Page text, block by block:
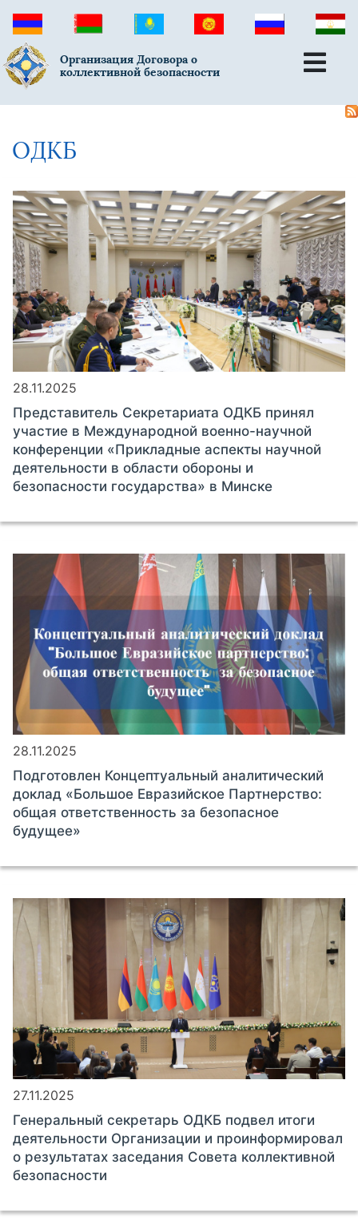
Организация Договора о
коллективной безопасности
ОДКБ
28.11.2025
Представитель Секретариата ОДКБ принял
участие в Международной военно-научной
конференции «Прикладные аспекты научной
деятельности в области обороны и
безопасности государства» в Минске
28.11.2025
Подготовлен Концептуальный аналитический
доклад «Большое Евразийское Партнерство:
общая ответственность за безопасное
будущее»
27.11.2025
Генеральный секретарь ОДКБ подвел итоги
деятельности Организации и проинформировал
о результатах заседания Совета коллективной
безопасности